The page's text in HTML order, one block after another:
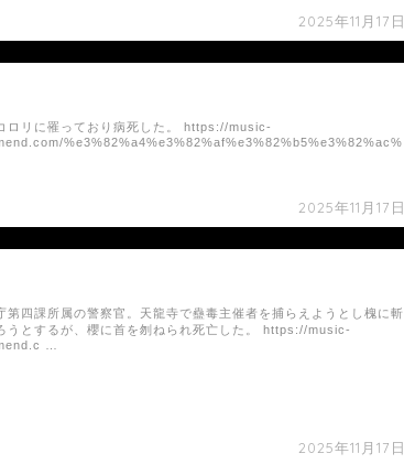
2025年11月17日
2025年11月17日
ロリに罹っており病死した。 https://music-
%e3%82%a4%e3%82%af%e3%82%b5%e3%82%ac%
2025年11月17日
第四課所属の警察官。天龍寺で蠱毒主催者を捕らえようとし槐に斬
うとするが、櫻に首を刎ねられ死亡した。 https://music-
…